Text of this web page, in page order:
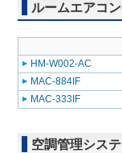
ルームエアコ
HM-W002-AC
MAC-884IF
MAC-333IF
空調管理シス